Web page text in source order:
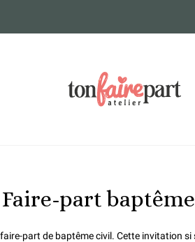
Faire-part
part de baptême civil. Cette invitation